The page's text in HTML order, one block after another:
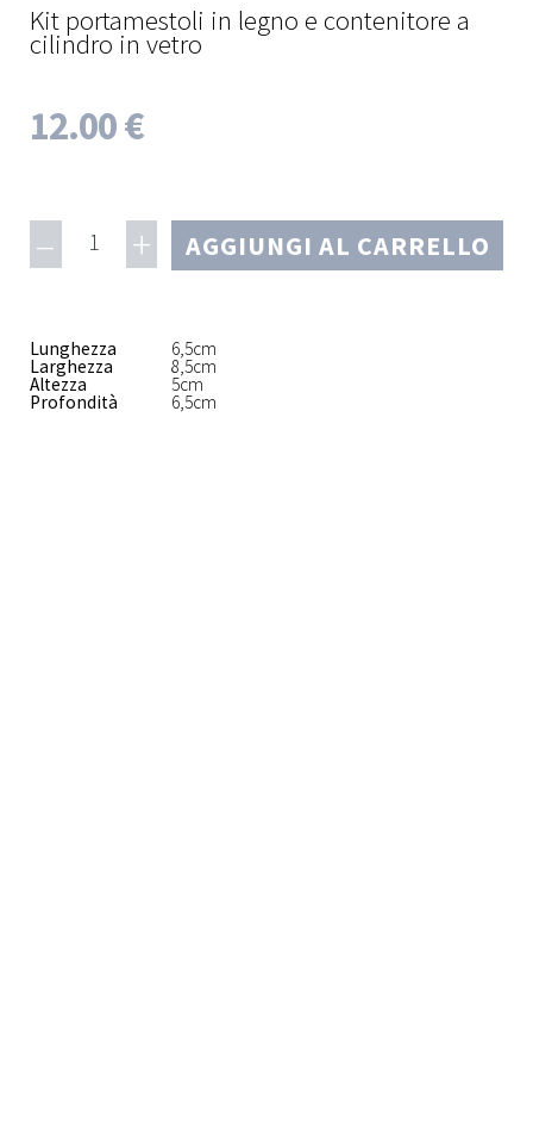
Kit portamestoli in legno e contenitore a
cilindro in vetro
12.00 €
– 1 + AGGIUNGI AL CARRELLO
Lunghezza 6,5cm
Larghezza 8,5cm
Altezza 5cm
Profondità 6,5cm